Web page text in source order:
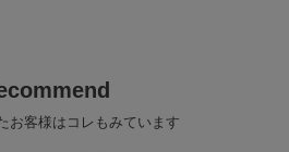
お客様はコレもみています